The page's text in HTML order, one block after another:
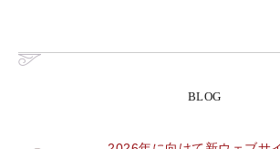
BLOG